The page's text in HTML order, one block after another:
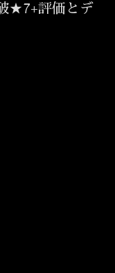
★7+評価とデ